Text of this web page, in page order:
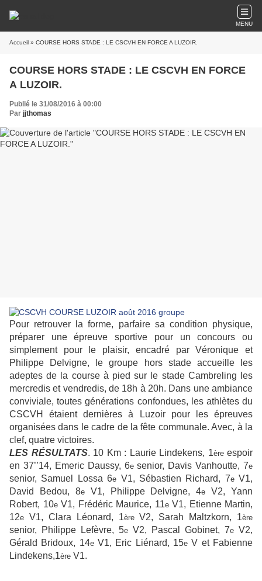
MENU
Accueil » COURSE HORS STADE : LE CSCVH EN FORCE A LUZOIR.
COURSE HORS STADE : LE CSCVH EN FORCE
A LUZOIR.
Publié le 31/08/2016 à 00:00
Par jjthomas
Pour retrouver la forme, parfaire sa condition physique,
préparer une épreuve sportive pour un concours ou
simplement pour le plaisir, encadré par Véronique et
Philippe Delvigne, le groupe hors stade accueille les
adeptes de la course à pied sur le stade Cambreling les
mercredis et vendredis, de 18h à 20h. Dans une ambiance
conviviale, toutes générations confondues, les athlètes du
CSCVH étaient dernières à Luzoir pour les épreuves
organisées dans le cadre de la fête communale. Avec, à la
clef, quatre victoires.
LES RÉSULTATS. 10 Km : Laurie Lindekens, 1èreespoir
en 37’’14, Emeric Daussy, 6esenior, Davis Vanhoutte, 7e
senior, Samuel Lossa 6e V1, Sébastien Richard, 7eV1,
David Bedou, 8eV1, Philippe Delvigne, 4e V2, Yann
Robert, 10eV1, Frédéric Maurice, 11eV1, Etienne Martin,
12e V1, Clara Léonard, 1èreV2, Sarah Maltzkorn, 1ère
senior, Philippe Lefèvre, 5e V2, Pascal Gobinet, 7e V2,
Gérald Bridoux, 14eV1, Eric Liénard, 15e V et Fabienne
Lindekens,1ère V1.